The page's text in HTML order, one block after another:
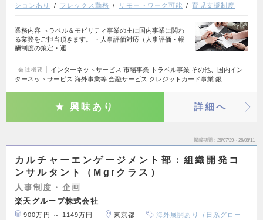
ションあり
フレックス勤務 リモートワーク可能 育児支援制度
業務内容 トラベル＆モビリティ事業の主に国内事業に関わ
る業務をご担当頂きます。 ・人事評価対応（人事評価・報
酬制度の策定・運…
会社概要
インターネットサービス 市場事業 トラベル事業 その他、国内イン
ターネットサービス 海外事業等 金融サービス クレジットカード事業 銀…
興味あり 詳細へ
掲載期間 26/07/29～26/08/11
カルチャーエンゲージメント部：組織開発コ
ンサルタント（Mgrクラス）
人事制度・企画
楽天グループ株式会社
900万円 ～ 1149万円 東京都
海外展開あり（日系グロー